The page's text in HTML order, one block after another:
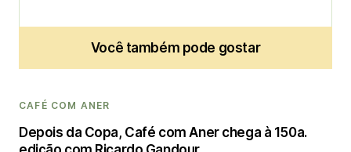
Você também pode gostar
CAFÉ COM ANER
Depois da Copa, Café com Aner chega à 150a.